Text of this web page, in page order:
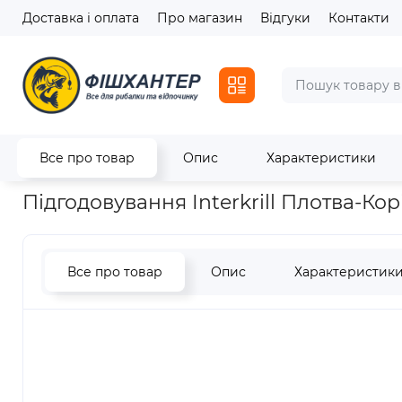
Доставка і оплата Про магазин Відгуки Контакти
Все про товар Опис Характеристики
Головна Насадки, корми, дипи Підгодовування
Підгодовування Interkrill Плотва-
Все про товар Опис Характеристики